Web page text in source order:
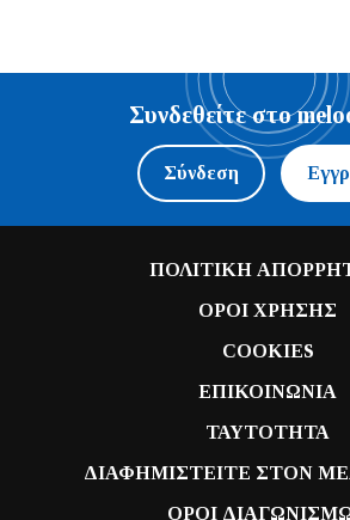
Συνδεθείτε στο
Σύνδεση
ΠΟΛΙΤΙΚΗ
ΟΡΟΙ ΧΡΗΣΗΣ
COOKIES
ΕΠΙΚΟΙΝΩΝΙΑ
ΤΑΥΤΟΤΗΤΑ
ΔΙΑΦΗΜΙΣΤΕΙΤΕ ΣΤΟΝ
ΟΡΟΙ